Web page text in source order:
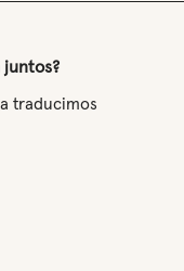
juntos?
traducimos